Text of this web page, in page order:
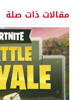
مقالات ذات صلة